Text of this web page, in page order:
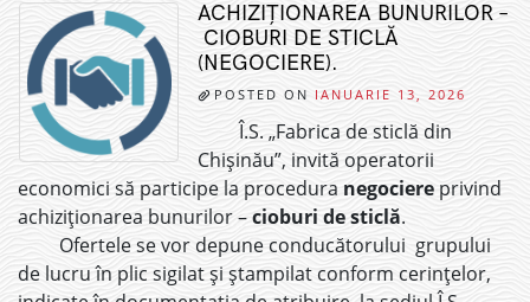
ACHIZIȚIONAREA BUNURILOR –
CIOBURI DE STICLĂ
(NEGOCIERE).
POSTED ON IANUARIE 13, 2026
Î.S. „Fabrica de sticlă din
Chișinău”, invită operatorii
economici să participe la procedura negociere privind
achiziționarea bunurilor –cioburi de sticlă.
Ofertele se vor depune conducătorului grupului
de lucru în plic sigilat și ștampilat conform cerințelor,